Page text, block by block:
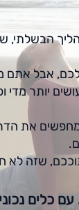
הבשלתי,
שלכם, אבל
יותר מדי
ומחפשים את
שזה לא